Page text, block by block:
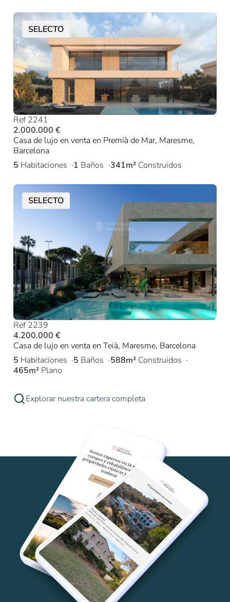
SELECTO
Ref 2241
2.000.000 €
Casa de lujo en venta en Premià de Mar, Maresme,
Barcelona
5 Habitaciones 1 Baños 341m² Construidos
SELECTO
Ref 2239
4.200.000 €
Casa de lujo en venta en Teià, Maresme, Barcelona
5 Habitaciones 5 Baños 588m² Construidos
465m² Plano
Explorar nuestra cartera completa